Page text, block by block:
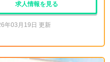
求人情報を見る
年03月19日 更新